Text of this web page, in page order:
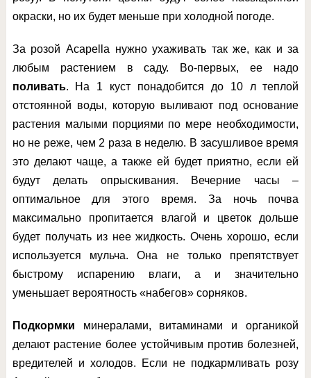
окраски, но их будет меньше при холодной погоде.
За розой Acapella нужно ухаживать так же, как и за
любым растением в саду. Во-первых, ее надо
поливать. На 1 куст понадобится до 10 л теплой
отстоянной воды, которую выливают под основание
растения малыми порциями по мере необходимости,
но не реже, чем 2 раза в неделю. В засушливое время
это делают чаще, а также ей будет приятно, если ей
будут делать опрыскивания. Вечерние часы –
оптимальное для этого время. За ночь почва
максимально пропитается влагой и цветок дольше
будет получать из нее жидкость. Очень хорошо, если
используется мульча. Она не только препятствует
быстрому испарению влаги, а и значительно
уменьшает вероятность «набегов» сорняков.
Подкормки минералами, витаминами и органикой
делают растение более устойчивым против болезней,
вредителей и холодов. Если не подкармливать розу